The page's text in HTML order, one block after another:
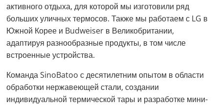
активного отдыха, для которой мы изготовили ряд
больших уличных термосов. Также мы работаем с LG в
Южной Корее и Budweiser в Великобритании,
адаптируя разнообразные продукты, в том числе
встроенные устройства.
Команда SinoBatoo с десятилетним опытом в области
обработки нержавеющей стали, создании
индивидуальной термической тары и разработке мини-